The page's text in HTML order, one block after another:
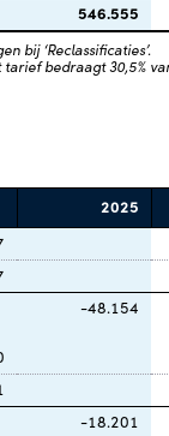
546.555
bij ‘Reclassificaties’.
bedraagt 30,5%
2025
-48.154
-18.201